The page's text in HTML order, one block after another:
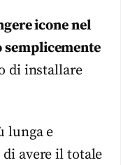
icone nel
semplicemente
di installare
lunga e
avere il totale